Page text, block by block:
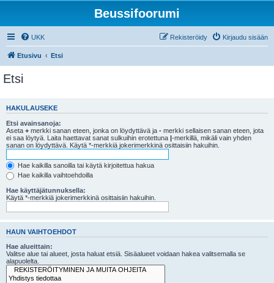
Beussifoorumi
UKK Kirjaudu sisään
Rekisteröidy
Etusivu Etsi
Etsi
HAKULAUSEKE
Etsi avainsanoja:
Aseta + merkki sanan eteen, jonka on löydyttävä ja - merkki sellaisen sanan eteen, jota
ei saa löytyä. Laita haettavat sanat sulkuihin erotettuna |-merkillä, mikäli vain yhden
sanan on löydyttävä. Käytä *-merkkiä jokerimerkkinä osittaisiin hakuihin.
Hae kaikilla sanoilla tai käytä kirjoitettua hakua
Hae kaikilla vaihtoehdoilla
Hae käyttäjätunnuksella:
Käytä *-merkkiä jokerimerkkinä osittaisiin hakuihin.
HAUN VAIHTOEHDOT
Hae alueittain:
Valitse alue tai alueet, josta haluat etsiä. Sisäalueet voidaan hakea valitsemalla se
alapuolelta.